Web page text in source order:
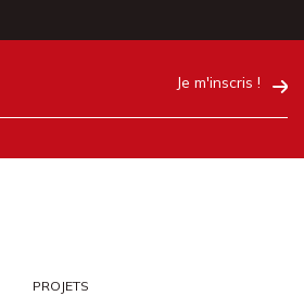
Je m'inscris !
PROJETS